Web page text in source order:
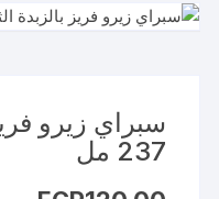
سبراي زيرو
237 مل